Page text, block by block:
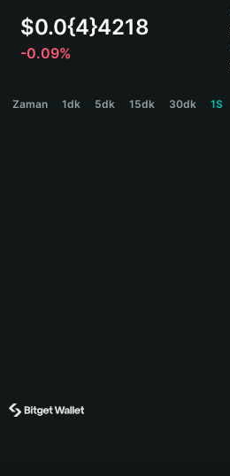
Español
Português (Brasil)
$0.0{4}4218
-0.09%
Zaman 1dk 5dk 15dk 30dk 1S